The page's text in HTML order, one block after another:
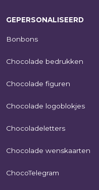
GEPERSONALISEERD
Bonbons
Chocolade bedrukken
Chocolade figuren
Chocolade logoblokjes
Chocoladeletters
Chocolade wenskaarten
ChocoTelegram